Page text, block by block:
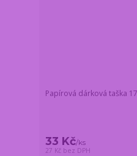
Papírová dárková taška
33 Kč/ks
27 Kč bez DPH